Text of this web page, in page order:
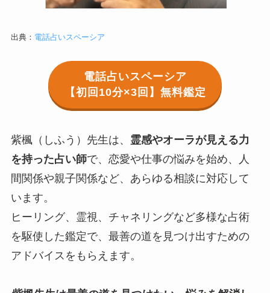
出典： 電話占いスペーシア
電話占いスペーシア
【初回10分×3回】無料鑑定
紫楓（しふう）先生は、 霊感やオーラが見える力
を持った占い師で、恋愛や仕事の悩みを始め、人
間関係や親子関係など、あらゆる相談に対応して
います。
ヒーリング、霊視、チャネリングなど多様な占術
を駆使した鑑定で、最善の道を見つけ出すための
アドバイスをもらえます。